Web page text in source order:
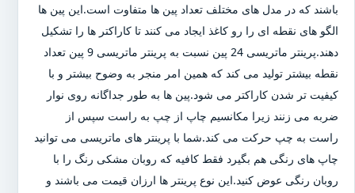
باشند که در مدل های مختلف تعداد پین ها متفاوت است.این پین ها
الگو های نقطه ای را رو کاغذ ایجاد می کنند تا کاراکتر ها را تشکیل
دهند.پرینتر ماتریسی 24 پین نسبت به پرینتر ماتریسی 9 پین تعداد
نقطه بیشتر تولید می کند که همین امر منجر به وضوح بیشتر و با
کیفیت تر شدن کاراکتر می شود.پین ها به طور جداگانه روی نوار
ضربه می زنند زیرا مکانسیم چاپ از چپ به راست سپس از
راست به چپ حرکت می کند.شما با پرینتر های ماتریسی می توانید
چاپ های رنگی هم بگیرد فقط کافیه که روبان مشکی رنگ را با
روبان رنگی عوض کنید.این نوع پرینتر ها ارزان قیمت می باشند و